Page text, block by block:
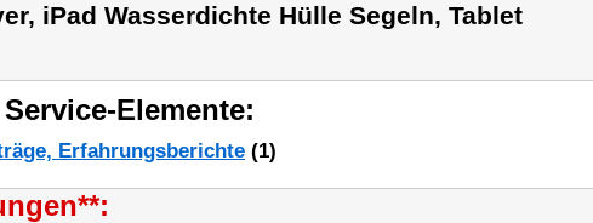
iPad Wasserdichte Hülle Segeln, Tablet
Elemente:
Erfahrungsberichte (1)